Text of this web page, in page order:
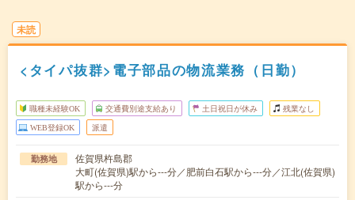
未読
<タイパ抜群>電子部品の物流業務（日勤）
職種未経験OK 交通費別途支給あり 土日祝日が休み 残業なし
WEB登録OK 派遣
勤務地
佐賀県杵島郡
大町(佐賀県)駅から---分／肥前白石駅から---分／江北(佐賀県)
駅から---分